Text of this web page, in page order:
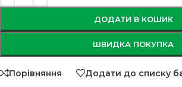
ДОДАТИ В КОШИК
ШВИДКА ПОКУПКА
Порівняння Додати до списку